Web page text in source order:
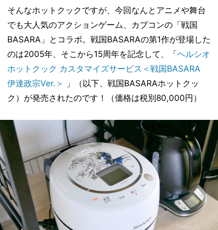
そんなホットクックですが、今回なんとアニメや舞台
でも大人気のアクションゲーム、カプコンの「戦国
BASARA」とコラボ。戦国BASARAの第1作が登場した
のは2005年、そこから15周年を記念して、「 ヘルシオ
ホットクック カスタマイズサービス＜戦国BASARA
伊達政宗Ver.＞
」（以下、戦国BASARAホットクッ
ク）が発売されたのです！（価格は税別80,000円）